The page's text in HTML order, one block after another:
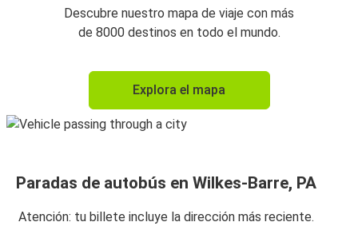
Descubre nuestro mapa de viaje con más
de 8000 destinos en todo el mundo.
Explora el mapa
Paradas de autobús en Wilkes-Barre, PA
Atención: tu billete incluye la dirección más reciente.